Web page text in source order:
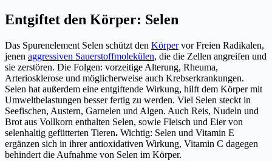
Entgiftet den Körper: Selen
Das Spurenelement Selen schützt den Körpervor Freien Radikalen,
jenen aggressiven Sauerstoffmolekülen, die die Zellen angreifen und
sie zerstören. Die Folgen: vorzeitige Alterung, Rheuma,
Arteriosklerose und möglicherweise auch Krebserkrankungen.
Selen hat außerdem eine entgiftende Wirkung, hilft dem Körper mit
Umweltbelastungen besser fertig zu werden. Viel Selen steckt in
Seefischen, Austern, Garnelen und Algen. Auch Reis, Nudeln und
Brot aus Vollkorn enthalten Selen, sowie Fleisch und Eier von
selenhaltig gefütterten Tieren. Wichtig: Selen und Vitamin E
ergänzen sich in ihrer antioxidativen Wirkung, Vitamin C dagegen
behindert die Aufnahme von Selen im Körper.